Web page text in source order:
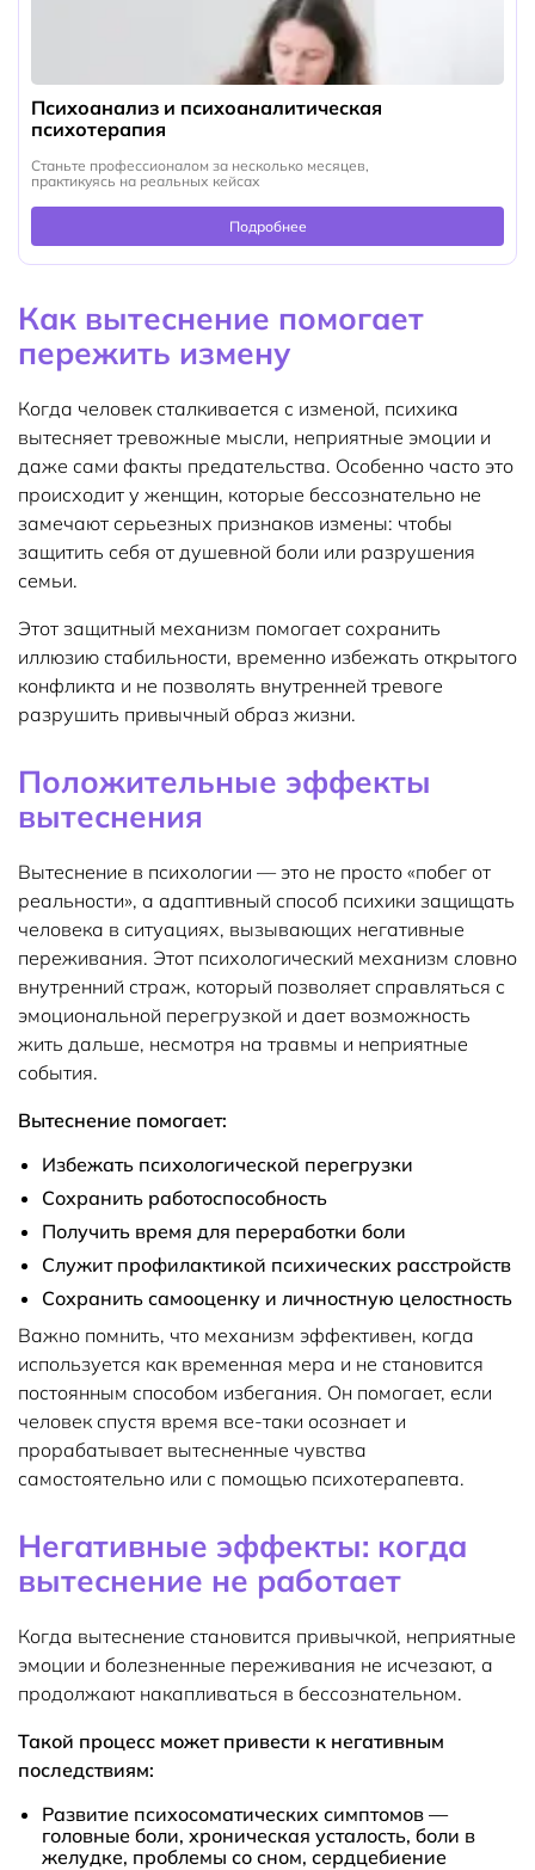
Психоанализ и психоаналитическая
психотерапия
Станьте профессионалом за несколько месяцев,
практикуясь на реальных кейсах
Подробнее
Как вытеснение помогает
пережить измену
Когда человек сталкивается с изменой, психика
вытесняет тревожные мысли, неприятные эмоции и
даже сами факты предательства. Особенно часто это
происходит у женщин, которые бессознательно не
замечают серьезных признаков измены: чтобы
защитить себя от душевной боли или разрушения
семьи.
Этот защитный механизм помогает сохранить
иллюзию стабильности, временно избежать открытого
конфликта и не позволять внутренней тревоге
разрушить привычный образ жизни.
Положительные эффекты
вытеснения
Вытеснение в психологии — это не просто «побег от
реальности», а адаптивный способ психики защищать
человека в ситуациях, вызывающих негативные
переживания. Этот психологический механизм словно
внутренний страж, который позволяет справляться с
эмоциональной перегрузкой и дает возможность
жить дальше, несмотря на травмы и неприятные
события.
Вытеснение помогает:
Избежать психологической перегрузки
Сохранить работоспособность
Получить время для переработки боли
Служит профилактикой психических расстройств
Сохранить самооценку и личностную целостность
Важно помнить, что механизм эффективен, когда
используется как временная мера и не становится
постоянным способом избегания. Он помогает, если
человек спустя время все-таки осознает и
прорабатывает вытесненные чувства
самостоятельно или с помощью психотерапевта.
Негативные эффекты: когда
вытеснение не работает
Когда вытеснение становится привычкой, неприятные
эмоции и болезненные переживания не исчезают, а
продолжают накапливаться в бессознательном.
Такой процесс может привести к негативным
последствиям:
Развитие психосоматических симптомов —
головные боли, хроническая усталость, боли в
желудке, проблемы со сном, сердцебиение